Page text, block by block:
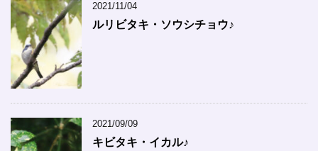
2021/11/04
ルリビタキ・ソウシチョウ♪
2021/09/09
キビタキ・イカル♪